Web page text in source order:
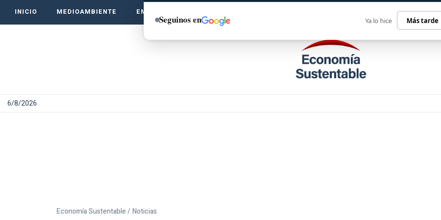
INICIO MEDIOAMBIENTE EMPRENDE VERDE
6/8/2026
Economía Sustentable / Noticias
Seguinos en Ya lo hice Más tarde